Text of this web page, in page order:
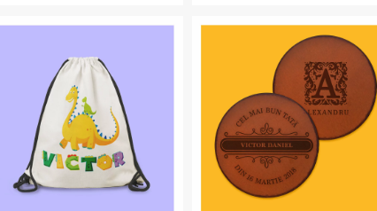
Cadouri personalizate x
Flick Domnul Rimă
Poze personalizate
Cutii de amintiri, poze sau